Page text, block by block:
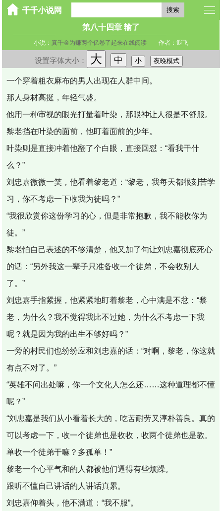
搜索
第八十四章 输了
小说： 真千金为赚两个亿卷了起来在线阅读 作者：遐飞
设置字体大小： 大 中 小 夜晚模式
一个穿着粗衣麻布的男人出现在人群中间。
那人身材高挺，年轻气盛。
他用一种审视的眼光打量着叶染，那眼神让人很是不舒服。
黎老挡在叶染的面前，他盯着面前的少年。
叶染则是直接冲着他翻了个白眼，直接回怼：“看我干什
么？”
刘忠嘉微微一笑，他看着黎老道：“黎老，我每天都很刻苦学
习，你不考虑一下收我为徒吗？”
“我很欣赏你这份学习的心，但是非常抱歉，我不能收你为
徒。”
黎老怕自己表述的不够清楚，他又加了句让刘忠嘉彻底死心
的话：“另外我这一辈子只准备收一个徒弟，不会收别人
了。”
刘忠嘉手指紧握，他紧紧地盯着黎老，心中满是不忿：“黎
老，为什么？我不觉得我比不过她，为什么不考虑一下我
呢？就是因为我的出生不够好吗？”
一旁的村民们也纷纷应和刘忠嘉的话：“对啊，黎老，你这就
有点不对了。”
“英雄不问出处嘛，你一个文化人怎么还……这种道理都不懂
呢？”
“刘忠嘉是我们从小看着长大的，吃苦耐劳又淳朴善良。真的
可以考虑一下，收一个徒弟也是收收，收两个徒弟也是教。
单收一个徒弟干嘛？多孤单！”
黎老一个心平气和的人都被他们逼得有些烦躁。
跟听不懂自己讲话的人讲话真累。
刘忠嘉仰着头，他不满道：“我不服”。